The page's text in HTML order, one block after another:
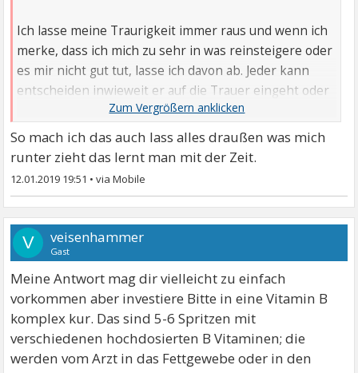
Ich lasse meine Traurigkeit immer raus und wenn ich
merke, dass ich mich zu sehr in was reinsteigere oder
es mir nicht gut tut, lasse ich davon ab. Jeder kann
entscheiden inwieweit er auf die Trauer eingeht oder
sich obwohl er traurig ist sich anderen Dingen
widmet. Bekämpfe Deine Angst davor, Du wirst schon
einen Weg finden.
So mach ich das auch lass alles draußen was mich
runter zieht das lernt man mit der Zeit.
12.01.2019 19:51 •
V veisenhammer
Gast
Meine Antwort mag dir vielleicht zu einfach
vorkommen aber investiere Bitte in eine Vitamin B
komplex kur. Das sind 5-6 Spritzen mit
verschiedenen hochdosierten B Vitaminen; die
werden vom Arzt in das Fettgewebe oder in den